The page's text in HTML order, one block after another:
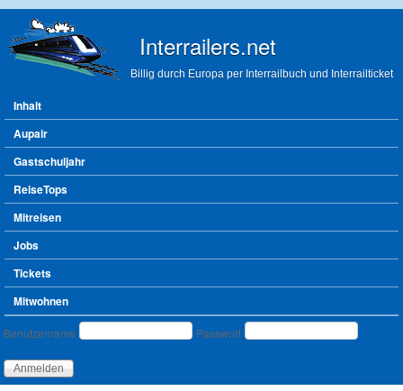
Interrailers.net
Billig durch Europa per Interrailbuch und Interrailticket
Hauptmenü
Inhalt
Aupair
Gastschuljahr
ReiseTops
Mitreisen
Jobs
Tickets
Mitwohnen
Benutzeranmeldung
Benutzername Passwort